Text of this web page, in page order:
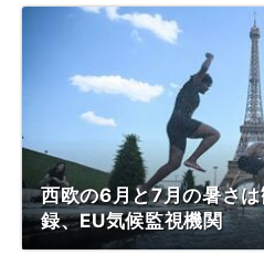
西欧の6月と7月の暑さ
録、EU気候監視機関